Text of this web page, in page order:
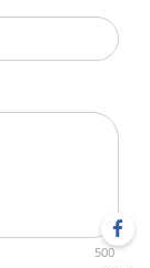
500